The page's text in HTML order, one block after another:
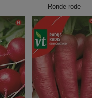
Ronde rode